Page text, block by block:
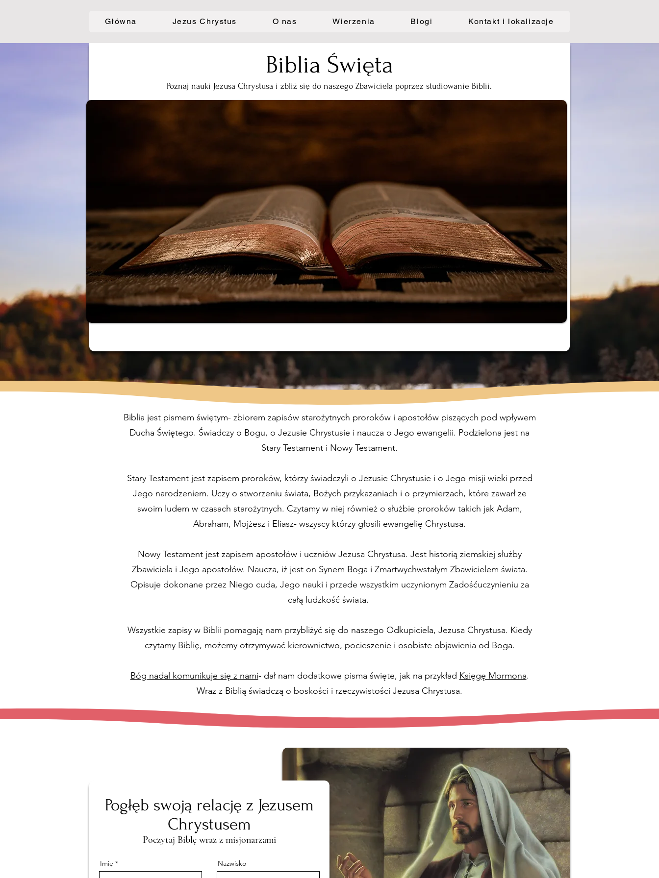
Główna Jezus Chrystus O nas Wierzenia Blogi Kontakt i lokalizacje
Biblia Święta
Poznaj nauki Jezusa Chrystusa i zbliż się do naszego Zbawiciela poprzez studiowanie Biblii.
Biblia jest pismem świętym- zbiorem zapisów starożytnych proroków i apostołów piszących pod wpływem
Ducha Świętego. Świadczy o Bogu, o Jezusie Chrystusie i naucza o Jego ewangelii. Podzielona jest na
Stary Testament i Nowy Testament.
Stary Testament jest zapisem proroków, którzy świadczyli o Jezusie Chrystusie i o Jego misji wieki przed
Jego narodzeniem. Uczy o stworzeniu świata, Bożych przykazaniach i o przymierzach, które zawarł ze
swoim ludem w czasach starożytnych. Czytamy w niej również o służbie proroków takich jak Adam,
Abraham, Mojżesz i Eliasz- wszyscy którzy głosili ewangelię Chrystusa.
Nowy Testament jest zapisem apostołów i uczniów Jezusa Chrystusa. Jest historią ziemskiej służby
Zbawiciela i Jego apostołów. Naucza, iż jest on Synem Boga i Zmartwychwstałym Zbawicielem świata.
Opisuje dokonane przez Niego cuda, Jego nauki i przede wszystkim uczynionym Zadośćuczynieniu za
całą ludzkość świata.
Wszystkie zapisy w Biblii pomagają nam przybliżyć się do naszego Odkupiciela, Jezusa Chrystusa. Kiedy
czytamy Biblię, możemy otrzymywać kierownictwo, pocieszenie i osobiste objawienia od Boga.
Bóg nadal komunikuje się z nami- dał nam dodatkowe pisma święte, jak na przykład Księgę Mormona.
Wraz z Biblią świadczą o boskości i rzeczywistości Jezusa Chrystusa.
Pogłęb swoją relację z Jezusem
Chrystusem
Poczytaj Biblę wraz z misjonarzami
Imię Nazwisko